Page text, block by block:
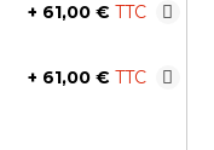
+ 61,00 €
+ 61,00 €